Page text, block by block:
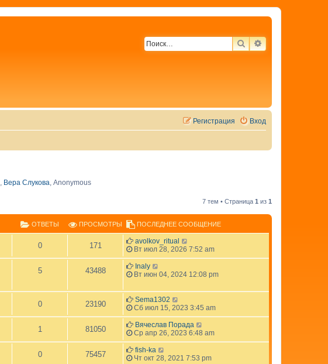
ПОИСКРАСШИРЕННЫЙ
Вход
Регистрация
, Вера Слукова, Anonymous
7 тем • Страница 1 из 1
ОТВЕТЫ ПРОСМОТРЫ ПОСЛЕДНЕЕ СООБЩЕНИЕ
0 171
avolkov_ritual
Вт июл 28, 2026 7:52 am
5 43488
Inaly
Вт июн 04, 2024 12:08 pm
0 23190
Sema1302
Сб июл 15, 2023 3:45 am
1 81050
Вячеслав Порада
Ср апр 26, 2023 6:48 am
0 75457
fish-ka
Чт окт 28, 2021 7:53 pm